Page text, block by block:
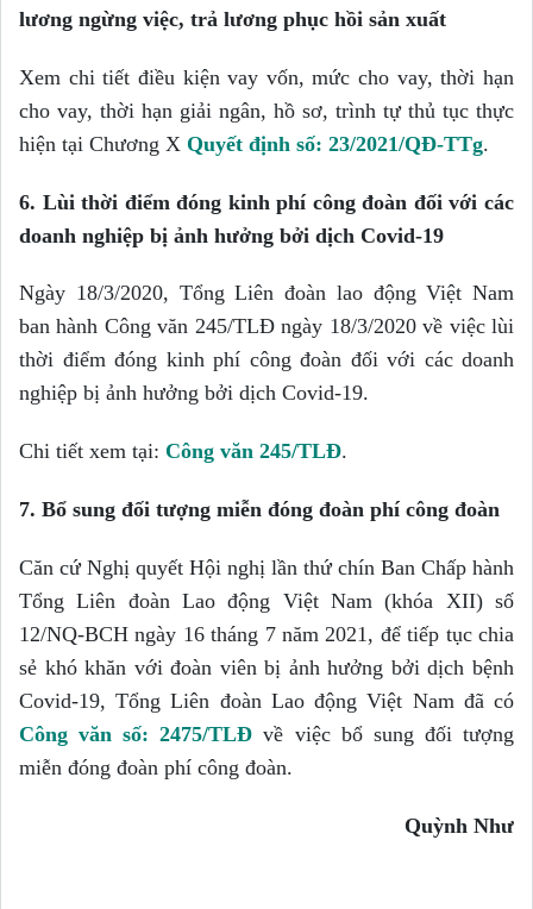
lương ngừng việc, trả lương phục hồi sản xuất
Xem chi tiết điều kiện vay vốn, mức cho vay, thời hạn
cho vay, thời hạn giải ngân, hồ sơ, trình tự thủ tục thực
hiện tại Chương X Quyết định số: 23/2021/QĐ-TTg.
6. Lùi thời điểm đóng kinh phí công đoàn đối với các
doanh nghiệp bị ảnh hưởng bởi dịch Covid-19
Ngày 18/3/2020, Tổng Liên đoàn lao động Việt Nam
ban hành Công văn 245/TLĐ ngày 18/3/2020 về việc lùi
thời điểm đóng kinh phí công đoàn đối với các doanh
nghiệp bị ảnh hưởng bởi dịch Covid-19.
Chi tiết xem tại: Công văn 245/TLĐ.
7. Bổ sung đối tượng miễn đóng đoàn phí công đoàn
Căn cứ Nghị quyết Hội nghị lần thứ chín Ban Chấp hành
Tổng Liên đoàn Lao động Việt Nam (khóa XII) số
12/NQ-BCH ngày 16 tháng 7 năm 2021, để tiếp tục chia
sẻ khó khăn với đoàn viên bị ảnh hưởng bởi dịch bệnh
Covid-19, Tổng Liên đoàn Lao động Việt Nam đã có
Công văn số: 2475/TLĐ về việc bổ sung đối tượng
miễn đóng đoàn phí công đoàn.
Quỳnh Như